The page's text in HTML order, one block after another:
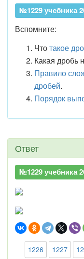
№1229 учебника
Вспомните:
Чтотакое
Какая дробь
Правило
дробей.
Порядок
Ответ
№1229 учебника
1226 1227